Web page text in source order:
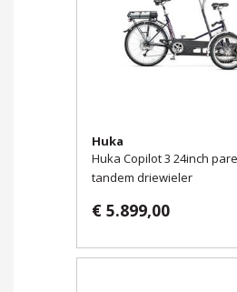
Huka
Huka Copilot 3 24inch
tandem driewieler
€ 5.899,00